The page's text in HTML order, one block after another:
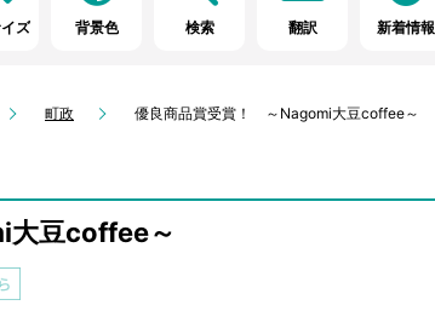
ズ 背景色 検索 翻訳 新着情報
町政 優良商品賞受賞！ ～Nagomi大豆coffee～
豆coffee～